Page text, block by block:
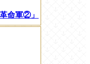
革命軍②」